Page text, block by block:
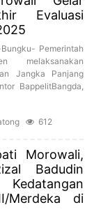
Evaluasi
Pemerintah
melaksanakan
Jangka Panjang
BappelitBangda,
612
Morowali,
Badudin
Merdeka di